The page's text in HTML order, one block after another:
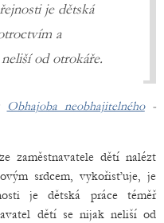
je dětská
a
od otrokáře.
Obhajoba neobhajitelného-
zaměstnavatele dětí nalézt
srdcem, vykořisťuje, je
je dětská práce téměř
dětí se nijak neliší od